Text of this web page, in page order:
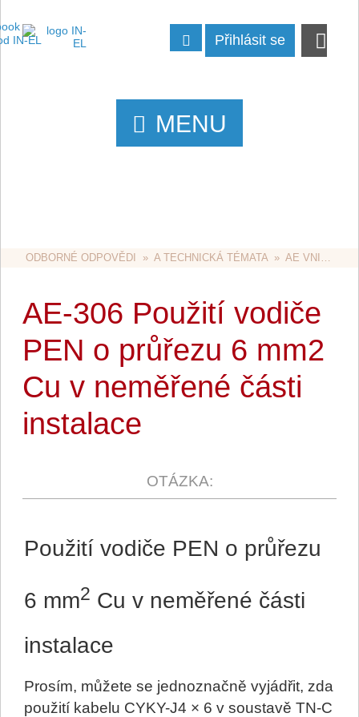
Přihlásit se
MENU
ODBORNÉ ODPOVĚDI
  »
A TECHNICKÁ TÉMATA
  »
AE VNITŘNÍ ROZVODY
AE-306 Použití vodiče
PEN o průřezu 6 mm2
Cu v neměřené části
instalace
Použití vodiče PEN o průřezu
6 mm2 Cu v neměřené části
instalace
Prosím, můžete se jednoznačně vyjádřit, zda
použití kabelu CYKY-J4 × 6 v soustavě TN-C